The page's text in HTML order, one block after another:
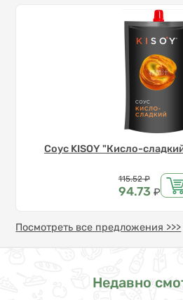
Соус KISOY "Кисло-
Цена
115.52 ₽
94.73 ₽
Посмотреть все предложения >>>
Недавно